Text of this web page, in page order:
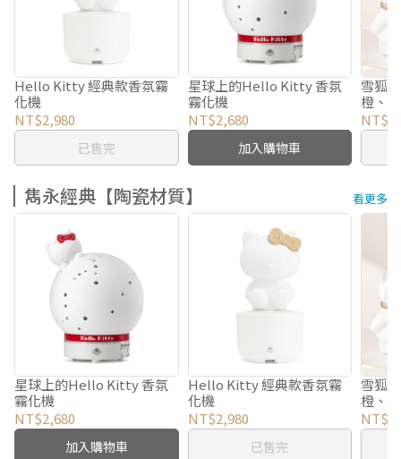
Hello Kitty 經典款香氛霧
化機
NT$2,980
已售完
星球上的Hello Kitty 香氛
霧化機
NT$2,680
加入購物車
雪狐
橙、
瓶）
雋永經典【陶瓷材質】 看更多
星球上的Hello Kitty 香氛
霧化機
NT$2,680
加入購物車
Hello Kitty 經典款香氛霧
化機
NT$2,980
已售完
雪狐
橙、
瓶）